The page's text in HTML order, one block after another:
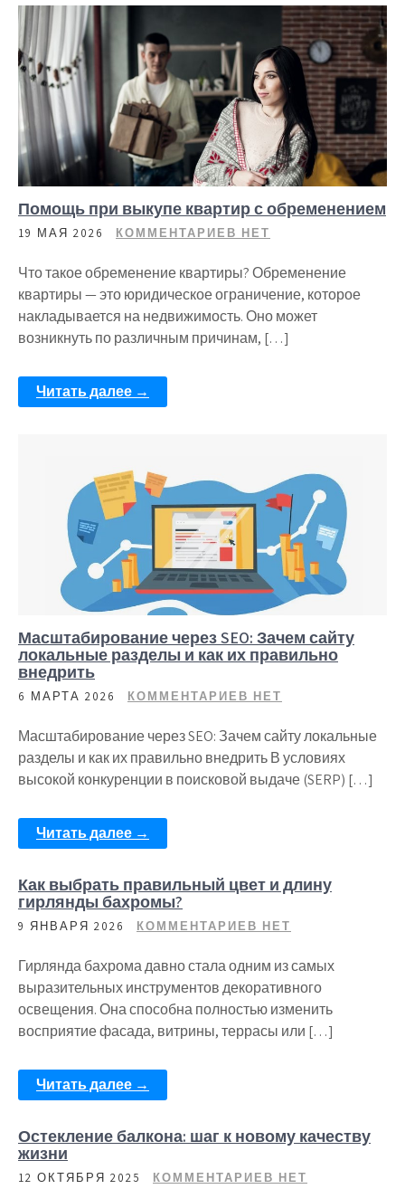
Помощь при выкупе квартир с обременением
19 МАЯ 2026 КОММЕНТАРИЕВ НЕТ
Что такое обременение квартиры? Обременение
квартиры — это юридическое ограничение, которое
накладывается на недвижимость. Оно может
возникнуть по различным причинам, […]
Читать далее →
Масштабирование через SEO: Зачем сайту
локальные разделы и как их правильно
внедрить
6 МАРТА 2026 КОММЕНТАРИЕВ НЕТ
Масштабирование через SEO: Зачем сайту локальные
разделы и как их правильно внедрить В условиях
высокой конкуренции в поисковой выдаче (SERP) […]
Читать далее →
Как выбрать правильный цвет и длину
гирлянды бахромы?
9 ЯНВАРЯ 2026 КОММЕНТАРИЕВ НЕТ
Гирлянда бахрома давно стала одним из самых
выразительных инструментов декоративного
освещения. Она способна полностью изменить
восприятие фасада, витрины, террасы или […]
Читать далее →
Остекление балкона: шаг к новому качеству
жизни
12 ОКТЯБРЯ 2025 КОММЕНТАРИЕВ НЕТ